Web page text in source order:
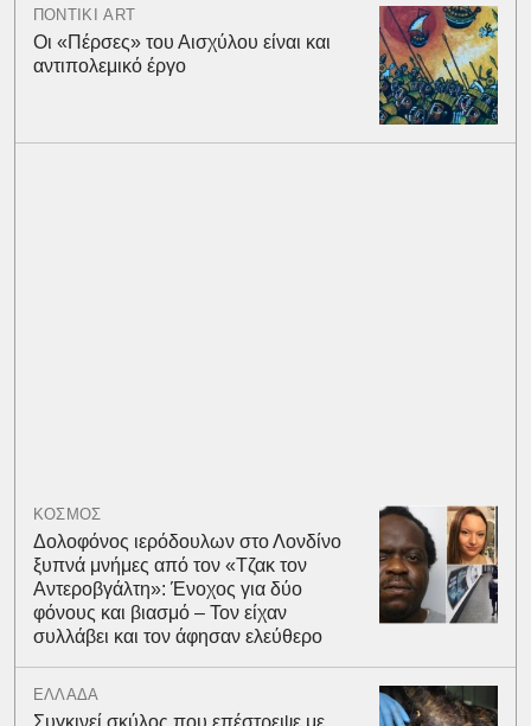
ΠΟΝΤΙΚΙ ART
Οι «Πέρσες» του Αισχύλου είναι και
αντιπολεμικό έργο
ΚΟΣΜΟΣ
Δολοφόνος ιερόδουλων στο Λονδίνο
ξυπνά μνήμες από τον «Τζακ τον
Αντεροβγάλτη»: Ένοχος για δύο
φόνους και βιασμό – Τον είχαν
συλλάβει και τον άφησαν ελεύθερο
ΕΛΛΑΔΑ